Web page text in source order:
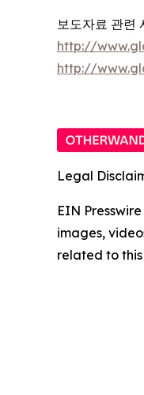
보도자료 관련
http://
http://
Legal
EIN
images,
related to